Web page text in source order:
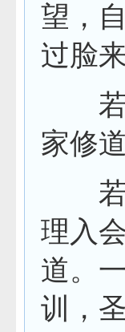
望，
过脸
若
家修道
若
理入
道。
训，